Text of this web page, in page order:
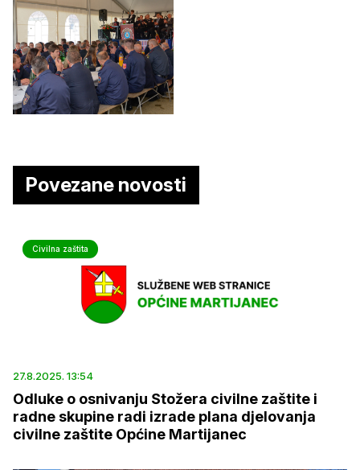
Povezane novosti
Civilna zaštita
27.8.2025. 13:54
Odluke o osnivanju Stožera civilne zaštite i
radne skupine radi izrade plana djelovanja
civilne zaštite Općine Martijanec